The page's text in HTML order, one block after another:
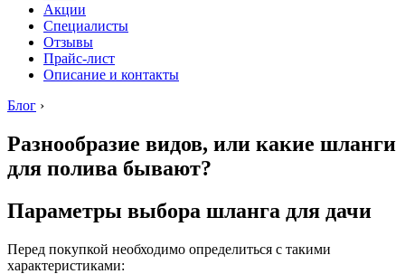
Акции
Специалисты
Отзывы
Прайс-лист
Описание и контакты
Блог ›
Разнообразие видов, или какие шланги
для полива бывают?
Параметры выбора шланга для дачи
Перед покупкой необходимо определиться с такими
характеристиками: